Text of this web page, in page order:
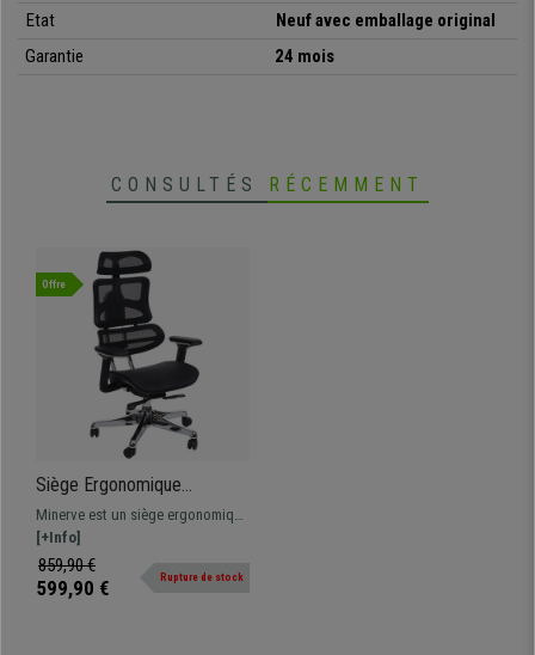
• Certificat ISO 9001 de qualité
•Disponible en différentes couleurs
Etat
Neuf avec emballage original
Garantie
24 mois
CONSULTÉS RÉCEMMENT
Offre
Siège Ergonomique
MINERVE, Totalement
Ajustable, ISO 9001, en
Maille, Noir
Minerve est un siège ergonomique
de première qualité. Avec certificat
ISO 9001, sublime et très
commode.
[+Info]
859,90 €
599,90 € Rupture de stock